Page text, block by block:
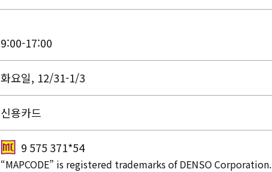
9:00-17:00
화요일, 12/31-1/3
신용카드
9 575 371*54
“MAPCODE” is registered trademarks of DENSO Corporation.